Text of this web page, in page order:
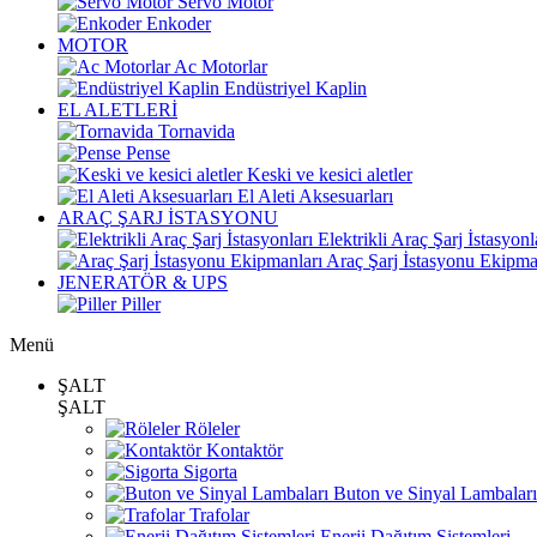
Enkoder
MOTOR
Ac Motorlar
Endüstriyel Kaplin
EL ALETLERİ
Tornavida
Pense
Keski ve kesici aletler
El Aleti Aksesuarları
ARAÇ ŞARJ İSTASYONU
Elektrikli Araç Şarj
Araç Şarj İstasyonu
JENERATÖR & UPS
Piller
Menü
ŞALT
ŞALT
Röleler
Kontaktör
Sigorta
Buton ve Sinyal Lambaları
Trafolar